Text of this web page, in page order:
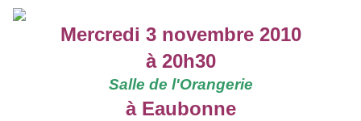
Mercredi 3 novembre 2010
à 20h30
Salle de l'Orangerie
à Eaubonne